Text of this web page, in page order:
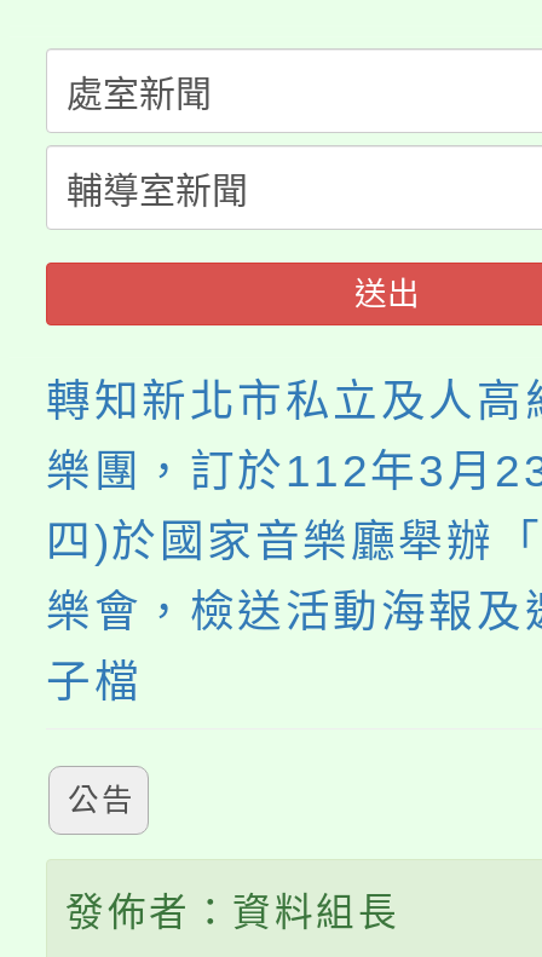
心理、諮商輔導、社會
系所師生報名參加。
踴躍報名參加。
展演活動實施計畫」
115年度「教育部表揚
義教育推展貢獻獎」
「2026 ART TAIPEI臺
博覽會」之「藝術教育
送出
轉知新北市私立及人高
樂團，訂於112年3月
四)於國家音樂廳舉辦
樂會，檢送活動海報及
子檔
公告
發佈者：資料組長